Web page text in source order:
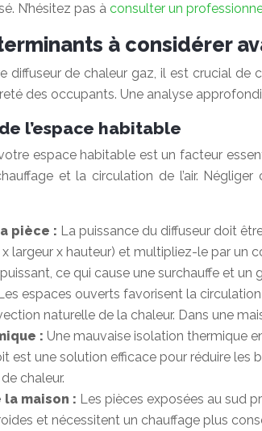
N’hésitez pas à consulter un
à considérer
diffuseur de chaleur gaz, il est crucial de
des occupants. Une analyse
l’espace habitable
espace habitable est un facteur
et la circulation de l’air.
pièce : La puissance du diffuseur doit
largeur x hauteur) et multipliez-le par un
ce qui cause une surchauffe et
espaces ouverts favorisent la
naturelle de la chaleur. Dans une
: Une mauvaise isolation thermique
est une solution efficace pour réduire
chaleur.
maison : Les pièces exposées au sud
et nécessitent un chauffage plus